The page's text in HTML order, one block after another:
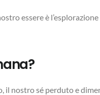
essere è
il nostro sé perduto e